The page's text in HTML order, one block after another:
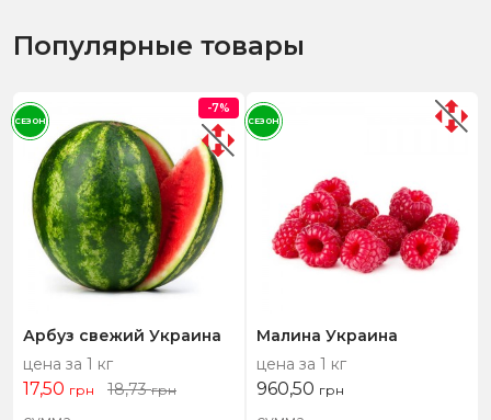
Популярные товары
Арбуз свежий Украина
цена за 1 кг
17,50 грн 18,73грн
-7%
СЕЗОН
Малина Украина
цена за 1 кг
960,50 грн
СЕЗОН